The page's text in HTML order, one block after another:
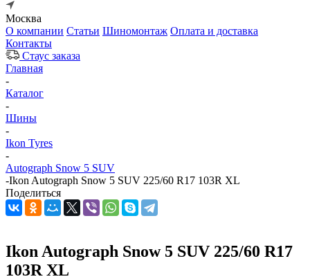
Москва
О компании Статьи Шиномонтаж Оплата и доставка
Контакты
Стаус заказа
Главная
-
Каталог
-
Шины
-
Ikon Tyres
-
Autograph Snow 5 SUV
-Ikon Autograph Snow 5 SUV 225/60 R17 103R XL
Поделиться
Ikon Autograph Snow 5 SUV 225/60 R17
103R XL